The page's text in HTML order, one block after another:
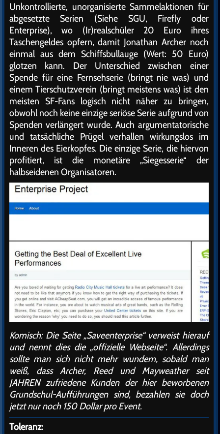
Unkontrollierte, unorganisierte Sammelaktionen für
abgesetzte Serien (Siehe SGU, Firefly oder
Enterprise), wo (Ir)realschüler 20 Euro ihres
Taschengeldes opfern, damit Jonathan Archer noch
einmal aus dem Schiffsbullauge (Wert: 50 Euro)
glotzen kann. Der Unterschied zwischen einer
Spende für eine Fernsehserie (bringt nie was) und
einem Tierschutzverein (bringt meistens was) ist den
meisten SF-Fans logisch nicht näher zu bringen,
obwohl noch keine einzige seriöse Serie aufgrund von
Spenden verlängert wurde. Auch argumentatorische
und tatsächliche Prügel verhallen wirkungslos im
Inneren des Eierkopfes. Die einzige Serie, die hiervon
profitiert, ist die monetäre „Siegesserie“ der
halbseidenen Organisatoren.
Komisch: Die Seite „Saveenterprise“ verweist hierauf
und nennt dies die „offizielle Webseite“. Allerdings
sollte man sich nicht mehr wundern, sobald man
weiß, dass Archer, Reed und Mayweather seit
JAHREN zufriedene Kunden der hier beworbenen
Grundschul-Aufführungen sind, bezahlen sie doch
jetzt nur noch 150 Dollar pro Event.
Toleranz: